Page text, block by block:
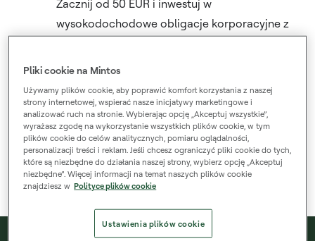
Zacznij od 50 EUR i inwestuj w
wysokodochodowe obligacje korporacyjne z
Inwestuj po swojemu
Wybierz zautomatyzowane portfele lub ręcznie
wybieraj poszczególne obligacje
Elastyczna wypłata środków
Sprzedaj swoje obligacje na rynku wtórnym
Mintos lub złóż wniosek o wypłatę gotówki
Pliki cookie na Mintos
Używamy plików cookie, aby poprawić komfort korzystania z naszej
strony internetowej, wspierać nasze inicjatywy marketingowe i
analizować ruch na stronie. Wybierając opcję „Akceptuj wszystkie”,
wyrażasz zgodę na wykorzystanie wszystkich plików cookie, w tym
plików cookie do celów analitycznych, pomiaru oglądalności,
personalizacji treści i reklam. Jeśli chcesz ograniczyć pliki cookie do tych,
które są niezbędne do działania naszej strony, wybierz opcję „Akceptuj
niezbędne”. Więcej informacji na temat naszych plików cookie
znajdziesz w Polityce plików cookie
Ustawienia plików cookie